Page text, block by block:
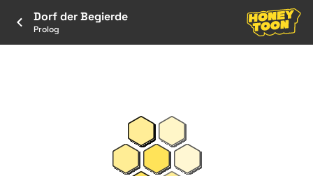
Dorf der Begierde
Prolog